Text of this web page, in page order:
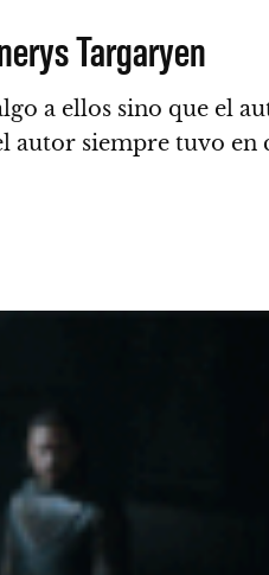
Targaryen
a ellos sino que el
autor siempre tuvo